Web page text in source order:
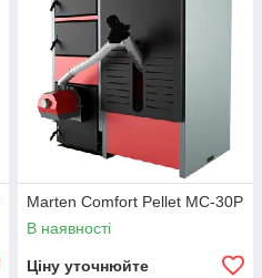
Marten Comfort Pellet MС-30P
В наявності
Ціну уточнюйте